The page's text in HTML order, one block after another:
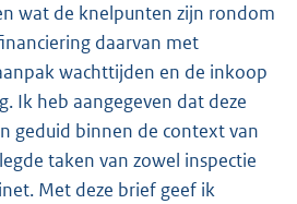
wat de knelpunten zijn rondom
daarvan met
wachttijden en de inkoop
Ik heb aangegeven dat deze
geduid binnen de context van
taken van zowel inspectie
Met deze brief geef ik